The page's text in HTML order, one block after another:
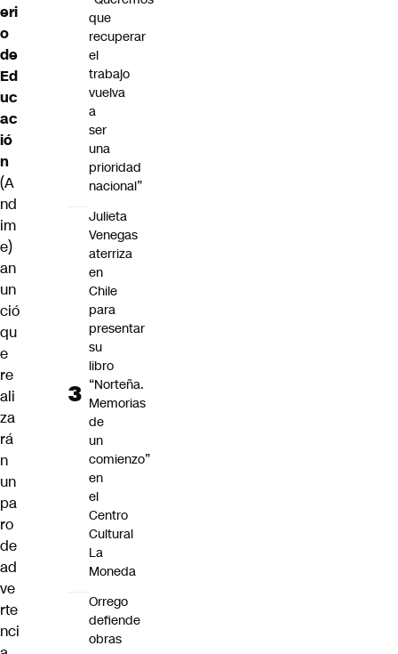
eri
o
de
Ed
uc
ac
ió
n
(A
nd
im
e)
an
un
ció
qu
e
re
ali
za
rá
n
un
pa
ro
de
ad
ve
rte
nci
que
recuperar
el
trabajo
vuelva
a
ser
una
prioridad
nacional”
Julieta
Venegas
aterriza
en
Chile
para
presentar
su
libro
“Norteña.
Memorias
de
un
comienzo”
en
el
Centro
Cultural
La
Moneda
Orrego
defiende
obras